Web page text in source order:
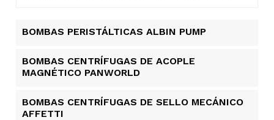
BOMBAS PERISTÁLTICAS ALBIN PUMP​
BOMBAS CENTRÍFUGAS DE ACOPLE
MAGNÉTICO PANWORLD
BOMBAS CENTRÍFUGAS DE SELLO MECÁNICO
AFFETTI